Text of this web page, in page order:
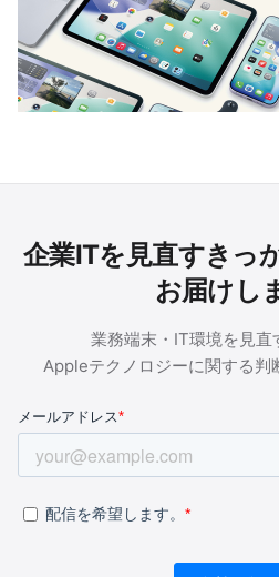
企業ITを見直すきっ
お届けし
業務端末・IT環境を見直
Appleテクノロジーに関する判